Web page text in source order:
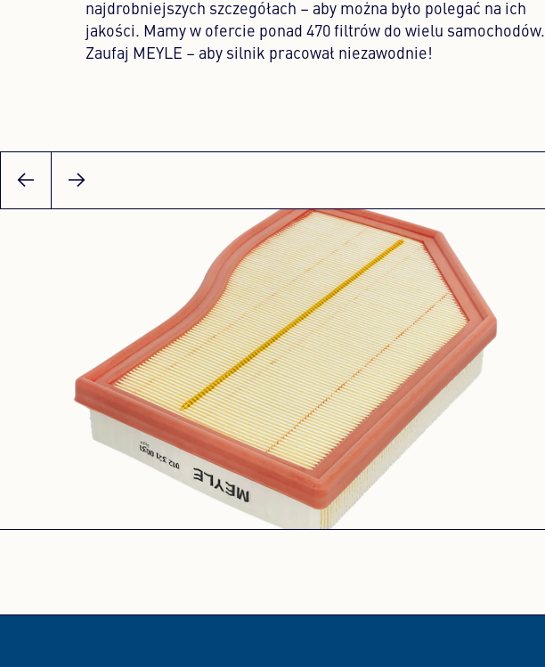
najdrobniejszych szczegółach – aby można było polegać na ich
jakości. Mamy w ofercie ponad 470 filtrów do wielu samochodów.
Zaufaj MEYLE – aby silnik pracował niezawodnie!